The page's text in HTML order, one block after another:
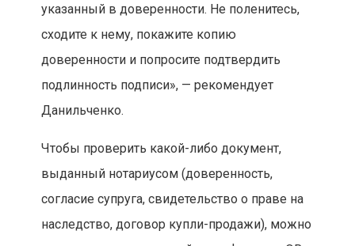
указанный в доверенности. Не поленитесь,
сходите к нему, покажите копию
доверенности и попросите подтвердить
подлинность подписи», — рекомендует
Данильченко.
Чтобы проверить какой-либо документ,
выданный нотариусом (доверенность,
согласие супруга, свидетельство о праве на
наследство, договор купли-продажи), можно